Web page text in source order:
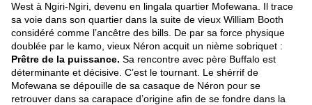
West à Ngiri-Ngiri, devenu en lingala quartier Mofewana. Il trace
sa voie dans son quartier dans la suite de vieux William Booth
considéré comme l’ancêtre des bills. De par sa force physique
doublée par le kamo, vieux Néron acquit un nième sobriquet :
Prêtre de la puissance. Sa rencontre avec père Buffalo est
déterminante et décisive. C’est le tournant. Le shérrif de
Mofewana se dépouille de sa casaque de Néron pour se
retrouver dans sa carapace d’origine afin de se fondre dans la